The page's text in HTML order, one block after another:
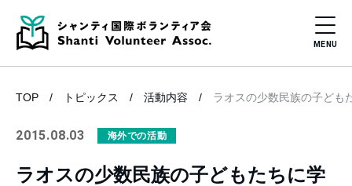
TOP トピックス 活動内容 ラオスの少数民族の子ども
2015.08.03 海外での活動
ラオスの少数民族の子どもたちに学